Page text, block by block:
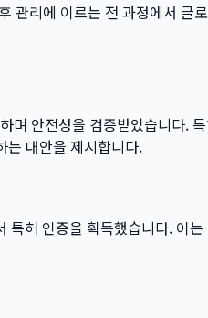
관리에 이르는 전 과정에서 글
안전성을 검증받았습니다.
는 대안을 제시합니다.
허 인증을 획득했습니다. 이